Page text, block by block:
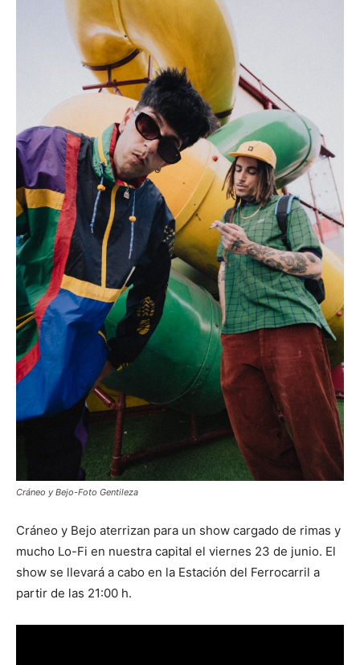
Cráneo y Bejo-Foto Gentileza
Cráneo y Bejo aterrizan para un show cargado de rimas y
mucho Lo-Fi en nuestra capital el viernes 23 de junio. El
show se llevará a cabo en la Estación del Ferrocarril a
partir de las 21:00 h.